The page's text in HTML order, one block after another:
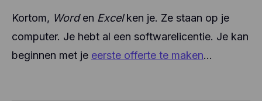
Kortom, Worden Excelken je. Ze staan op je
computer. Je hebt al een softwarelicentie. Je kan
beginnen met je eerste offerte te maken...